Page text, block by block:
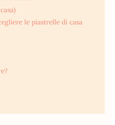
le piastrelle di casa